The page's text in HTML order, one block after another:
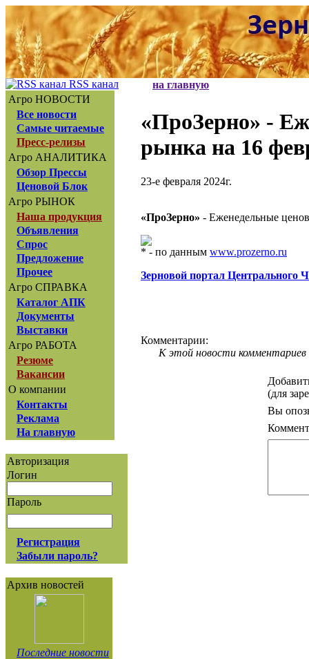
RSS канал
Агро НОВОСТИ
Все новости
Самые читаемые
Пресс-релизы
Агро АНАЛИТИКА
Обзор Прессы
Ценовой Блок
Агро РЫНОК
Наша продукция
Объявления
Спрос
Предложение
Прочее
Агро СПРАВКА
Каталог АПК
Документы
Выставки
Агро РАБОТА
Резюме
Вакансии
О компании
Контакты
Реклама
На главную
Авторизация
Логин
Пароль
Регистрация
Забыли пароль?
Архив новостей
Последние новости
на главную
«ПроЗерно» -
рынка на 16
23-е февраля 2024г.
«ПроЗерно» - Еженедельные
* - по данным www.prozerno.ru
Зерновой портал Центрального
Комментарии:
К этой новости комментариев
(для
Вы